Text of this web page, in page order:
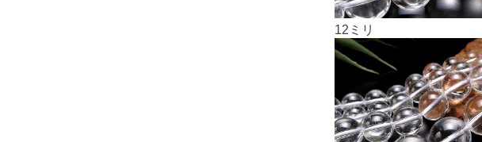
12ミリ